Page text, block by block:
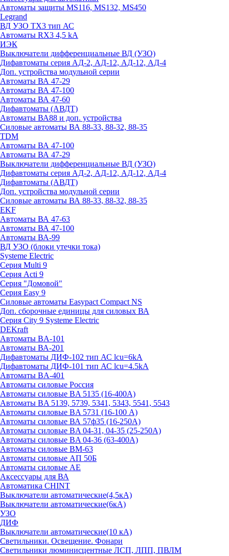
Автоматы защиты MS116, MS132, MS450
Legrand
ВД УЗО TX3 тип АС
Автоматы RX3 4,5 kA
ИЭК
Выключатели дифференциальные ВД (УЗО)
Дифавтоматы серия АД-2, АД-12, АД-12, АД-4
Доп. устройства модульной серии
Автоматы ВА 47-29
Автоматы ВА 47-100
Автоматы ВА 47-60
Дифавтоматы (АВДТ)
Автоматы ВА88 и доп. устройства
Силовые автоматы ВА 88-33, 88-32, 88-35
TDM
Автоматы ВА 47-100
Автоматы ВА 47-29
Выключатели дифференциальные ВД (УЗО)
Дифавтоматы серия АД-2, АД-12, АД-12, АД-4
Дифавтоматы (АВДТ)
Доп. устройства модульной серии
Силовые автоматы ВА 88-33, 88-32, 88-35
EKF
Автоматы ВА 47-63
Автоматы ВА 47-100
Автоматы ВА-99
ВД УЗО (блоки утечки тока)
Systeme Electric
Серия Multi 9
Серия Acti 9
Серия "Домовой"
Серия Easy 9
Силовые автоматы Easypact Compact NS
Доп. сборочные единицы для силовых ВА
Серия City 9 Systeme Electric
DEKraft
Автоматы BA-101
Автоматы ВА-201
Дифавтоматы ДИФ-102 тип АС lcu=6kA
Дифавтоматы ДИФ-101 тип АС lcu=4.5kA
Автоматы BA-401
Автоматы силовые Россия
Автоматы силовые BA 5135 (16-400А)
Автоматы BA 5139, 5739, 5341, 5343, 5541, 5543
Автоматы силовые BA 5731 (16-100 А)
Автоматы силовые ВА 57ф35 (16-250А)
Автоматы силовые BA 04-31, 04-35 (25-250А)
Автоматы силовые BA 04-36 (63-400А)
Автоматы силовые ВМ-63
Автоматы силовые АП 50Б
Автоматы силовые АЕ
Аксессуары для ВА
Автоматика CHINT
Выключатели автоматические(4,5кА)
Выключатели автоматические(6кА)
УЗО
ДИФ
Выключатели автоматические(10 кА)
Светильники. Освещение. Фонари
Светильники люминисцентные ЛСП, ЛПП, ПВЛМ